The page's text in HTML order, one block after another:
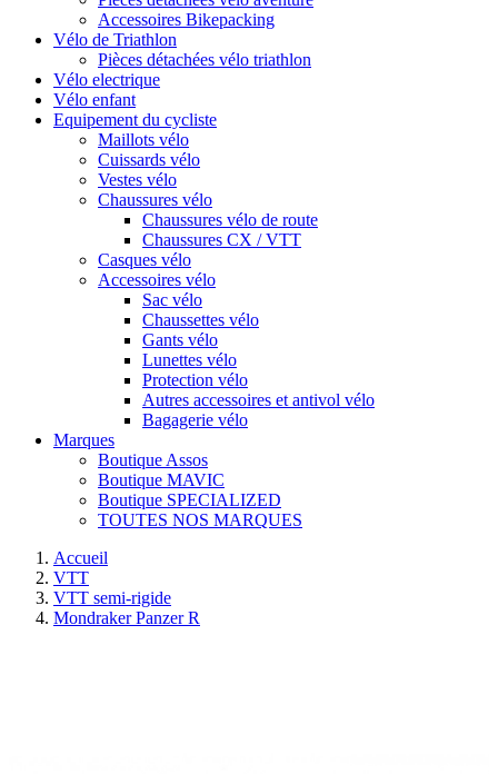
Accessoires Bikepacking
Vélo de Triathlon
Pièces détachées vélo triathlon
Vélo electrique
Vélo enfant
Equipement du cycliste
Maillots vélo
Cuissards vélo
Vestes vélo
Chaussures vélo
Chaussures vélo de route
Chaussures CX / VTT
Casques vélo
Accessoires vélo
Sac vélo
Chaussettes vélo
Gants vélo
Lunettes vélo
Protection vélo
Autres accessoires et antivol vélo
Bagagerie vélo
Marques
Boutique Assos
Boutique MAVIC
Boutique SPECIALIZED
TOUTES NOS MARQUES
Accueil
VTT
VTT semi-rigide
Mondraker Panzer R